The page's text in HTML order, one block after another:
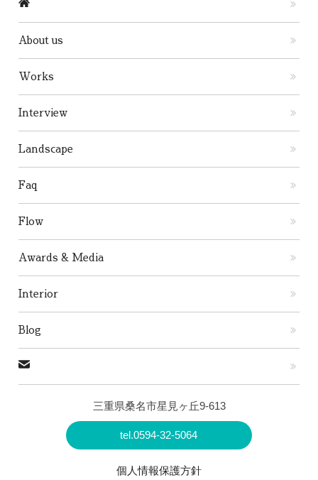
About us
Works
Interview
Landscape
Faq
Flow
Awards & Media
Interior
Blog
三重県桑名市星見ヶ丘9-613
tel.0594-32-5064
個人情報保護方針